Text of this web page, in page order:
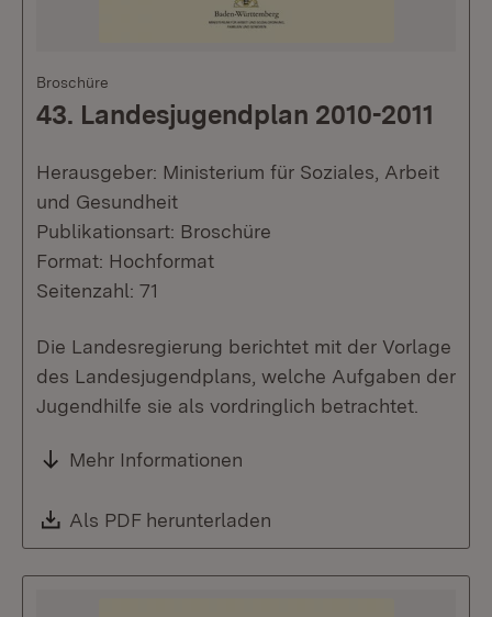
Broschüre
43. Landesjugendplan 2010-2011
Herausgeber: Ministerium für Soziales, Arbeit
und Gesundheit
Publikationsart: Broschüre
Format: Hochformat
Seitenzahl: 71
Die Landesregierung berichtet mit der Vorlage
des Landesjugendplans, welche Aufgaben der
Jugendhilfe sie als vordringlich betrachtet.
Mehr Informationen
Download:
Als PDF herunterladen